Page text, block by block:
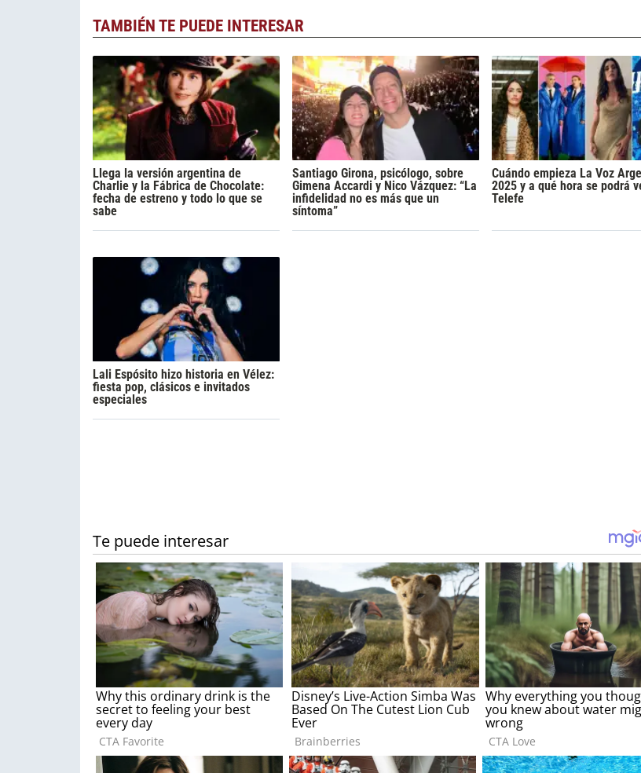
TAMBIÉN TE PUEDE INTERESAR
Llega la versión argentina de
Charlie y la Fábrica de Chocolate:
fecha de estreno y todo lo que se
sabe
Santiago Girona, psicólogo, sobre
Gimena Accardi y Nico Vázquez: “La
infidelidad no es más que un
síntoma”
Cuándo empieza La Voz
2025 y a qué hora se podrá
Telefe
Lali Espósito hizo historia en Vélez:
fiesta pop, clásicos e invitados
especiales